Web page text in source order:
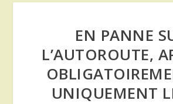
EN PANNE
L’AUTOROUTE,
UNIQUEMENT